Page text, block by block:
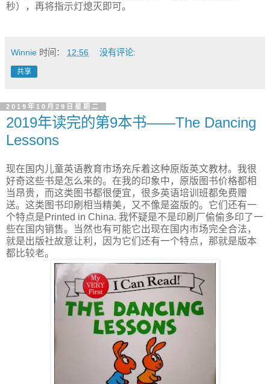
秒），再将指示灯熄灭即可。
Winnie 时间： 12:56 没有评论:
共享
2019年10月29日星期二
2019年读完的第9本书——The Dancing
Lessons
现在国内儿童英语教育市场充斥着这种原版英文教材。我很
好奇这些书是怎么来的。在我的印象中，原版图书价格都相
当昂贵，而这类图书都很便宜，很多英语培训班都免费赠
送。这类图书印刷相当精美，又不像是盗版的。它们还有一
个特点是Printed in China. 我怀疑是不是印刷厂偷偷多印了一
些在国内销售。当然也有可能它出现在国内市场完全合法，
就是出版社故意让利，因为它们还有一个特点，那就是版本
都比较老。